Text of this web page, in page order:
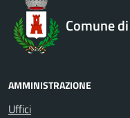
Comune
AMMINISTRAZIONE
Uffici